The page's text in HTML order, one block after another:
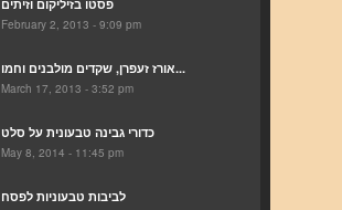
פסטו בזיליקום וזיתים
February 2, 2013 - 9:09 pm
אורז זעפרן, שקדים מולבנים וחמו...
March 17, 2013 - 3:52 pm
כדורי גבינה טבעונית על סלט
May 8, 2014 - 11:45 pm
לביבות טבעוניות לפסח